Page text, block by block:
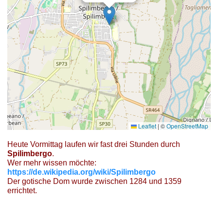
Leaflet | ©OpenStreetMap
Heute Vormittag laufen wir fast drei Stunden durch
Spilimbergo.
Wer mehr wissen möchte:
https://de.wikipedia.org/wiki/Spilimbergo
Der gotische Dom wurde zwischen 1284 und 1359
errichtet.